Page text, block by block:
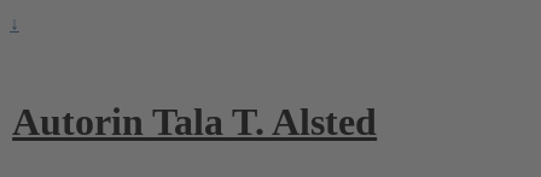
↓
Autorin Tala T. Alsted